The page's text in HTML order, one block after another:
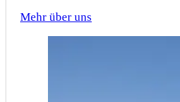
Mehr über uns